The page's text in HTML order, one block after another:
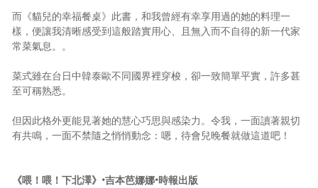
而《貓兒的幸福餐桌》此書，和我曾經有幸享用過的她的料理一
樣，便讓我清晰感受到這般踏實用心、且無入而不自得的新一代家
常菜氣息。。
菜式雖在台日中韓泰歐不同國界裡穿梭，卻一致簡單平實，許多甚
至可稱熟悉。
但因此格外更能見著她的慧心巧思與感染力。令我，一面讀著親切
有共鳴，一面不禁隨之悄悄動念：嗯，待會兒晚餐就做這道吧！
《喂！喂！下北澤》•吉本芭娜娜•時報出版